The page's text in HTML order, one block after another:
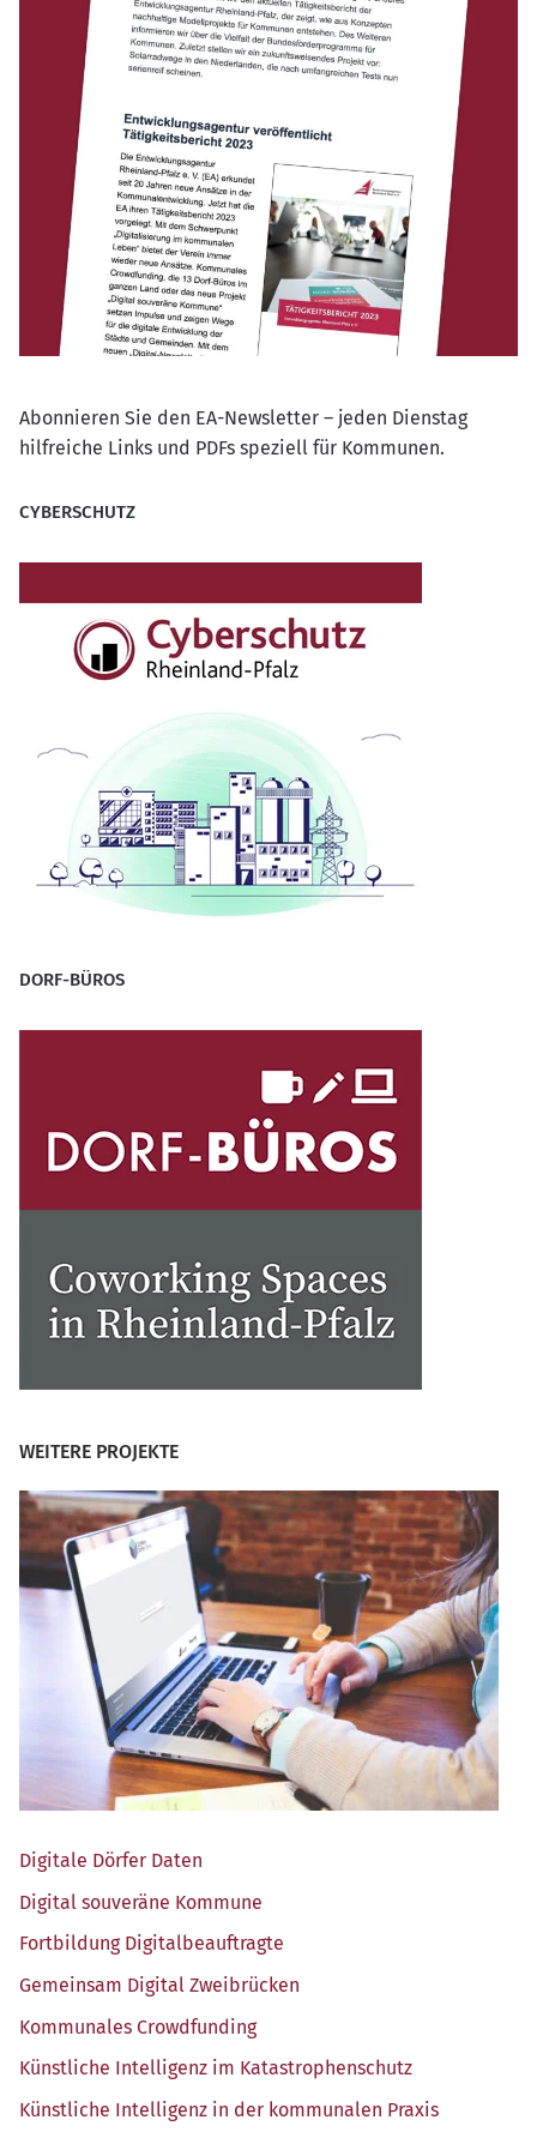
Abonnieren Sie den EA-Newsletter – jeden Dienstag
hilfreiche Links und PDFs speziell für Kommunen.
CYBERSCHUTZ
DORF-BÜROS
WEITERE PROJEKTE
Digi­ta­le Dör­fer Daten
Digi­tal sou­ve­rä­ne Kommune
Fort­bil­dung Digitalbeauftragte
Gemein­sam Digi­tal Zweibrücken
Kom­mu­na­les Crowdfunding
Künst­li­che Intel­li­genz im Katastrophenschutz
Künst­li­che Intel­li­genz in der kom­mu­na­len Praxis